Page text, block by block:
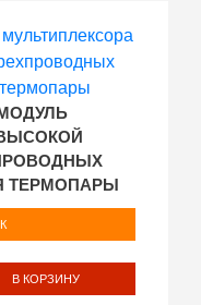
МОДУЛЬ
ТЕРМОПАРЫ
В КОРЗИНУ